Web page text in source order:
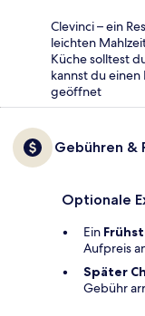
Clevinci – ein
leichten
Küche solltest
kannst du
geöffnet
Gebühren &
Optionale
Ein
Aufpreis
Später
Gebühr